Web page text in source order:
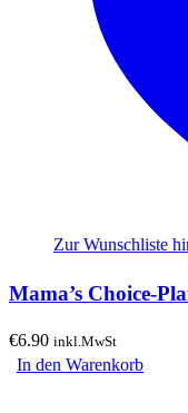
Zur Wunschliste
Mama’s Choice-
€6.90 inkl.MwSt
In den Warenkorb